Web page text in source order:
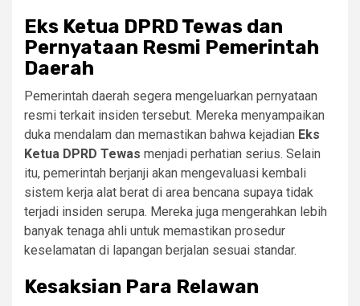
Eks Ketua DPRD Tewas dan
Pernyataan Resmi Pemerintah
Daerah
Pemerintah daerah segera mengeluarkan pernyataan
resmi terkait insiden tersebut. Mereka menyampaikan
duka mendalam dan memastikan bahwa kejadian Eks
Ketua DPRD Tewas menjadi perhatian serius. Selain
itu, pemerintah berjanji akan mengevaluasi kembali
sistem kerja alat berat di area bencana supaya tidak
terjadi insiden serupa. Mereka juga mengerahkan lebih
banyak tenaga ahli untuk memastikan prosedur
keselamatan di lapangan berjalan sesuai standar.
Kesaksian Para Relawan